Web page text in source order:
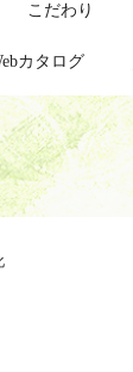
こだわり
カタログ